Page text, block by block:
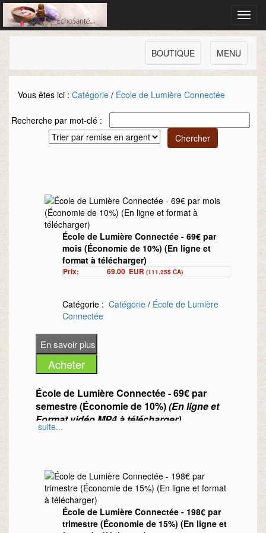
MENU
BOUTIQUE
Vous êtes ici : Catégorie / École de Lumière Connectée
Recherche par mot-clé :
École de Lumière Connectée - 69€ par
mois (Économie de 10%) (En ligne et
format à télécharger)
Prix: 69.00 EUR (111.25$ CA)
Catégorie : Catégorie / École de Lumière
Connectée
École de Lumière Connectée - 69€ par
semestre (Économie de 10%)(En ligne et
Format vidéo MP4 à télécharger)
réunira 2 jeudis soirs par mois de 20h à 22h
pour travailler la Spiritualité pendant 1 an
afin de sortir de la dualité et de développer
ses facultés au travers de lives et de
replays animés par Virginie Brierre (Claire-
suite...
École de Lumière Connectée - 198€ par
trimestre (Économie de 15%) (En ligne et